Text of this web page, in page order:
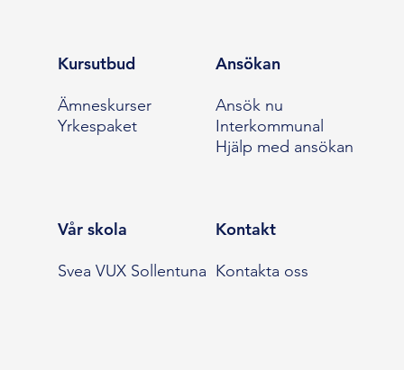
Kursutbud
Ämneskurser
Yrkespaket
Ansökan
Ansök nu
Interkommunal
Hjälp med ansökan
Vår skola
Svea VUX Sollentuna
Kontakt
Kontakta oss